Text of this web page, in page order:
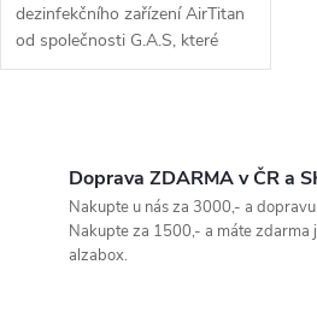
dezinfekčního zařízení AirTitan
od společnosti G.A.S, které
využívá pokročilé sterilizační
Doprava ZDARMA v ČR a
Nakupte u nás za 3000,- a
Nakupte za 1500,- a máte zdarma
alzabox.